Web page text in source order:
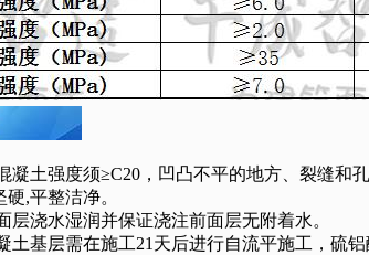
凝土强度须≥C20，凹凸不平的地方、裂缝和
,平整洁净。
层浇水湿润并保证浇注前面层无附着水。
土基层需在施工21天后进行自流平施工，硫